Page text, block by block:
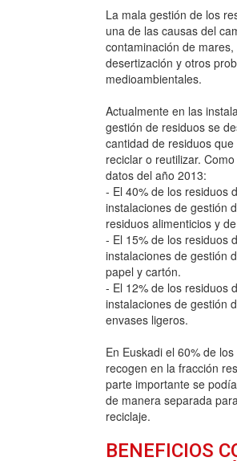
La mala gestión de los
una de las causas del
contaminación de
desertización y otros
medioambientales.
Actualmente en las
gestión de residuos se
cantidad de residuos
reciclar o reutilizar.
datos del año 2013:
- El 40% de los residuos
instalaciones de gestión
residuos alimenticios y
- El 15% de los residuos
instalaciones de gestión
papel y cartón.
- El 12% de los residuos
instalaciones de gestión
envases ligeros.
En Euskadi el 60% de
recogen en la fracción
parte importante se
de manera separada
reciclaje.
BENEFICIOS